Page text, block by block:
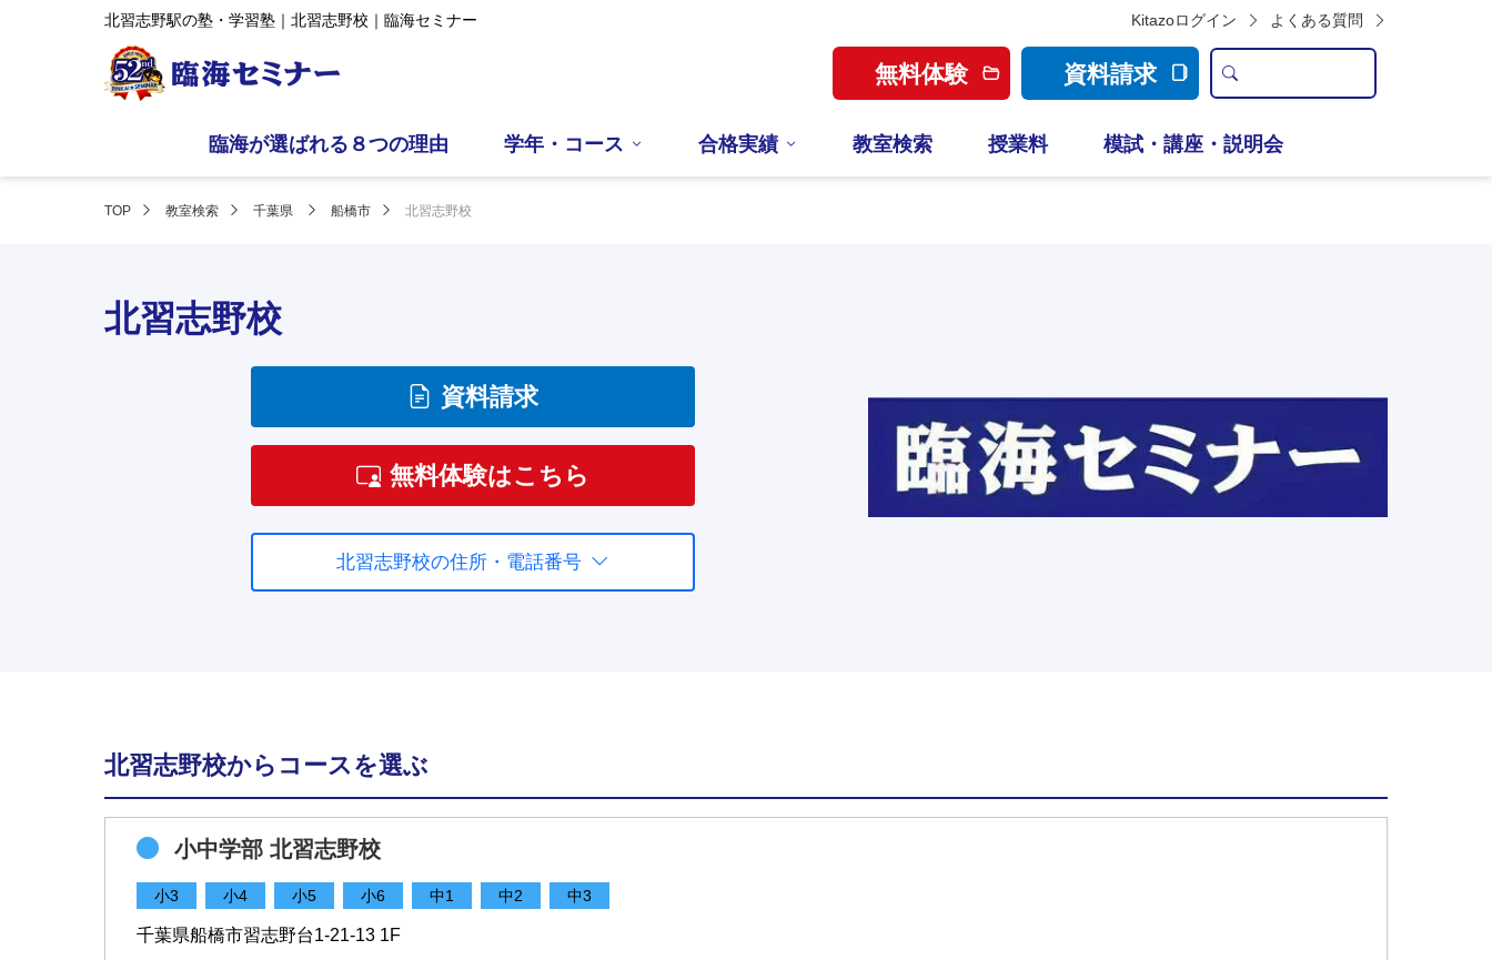
北習志野駅の塾・学習塾｜北習志野校｜臨海セミナー Kitazoログイン よくある質問
無料体験 資料請求
臨海が選ばれる８つの理由 学年・コース 合格実績 教室検索 授業料 模試・講座・説明会
TOP 教室検索 千葉県 船橋市 北習志野校
北習志野校
資料請求
無料体験はこちら
北習志野校の住所・電話番号
北習志野校からコースを選ぶ
小中学部 北習志野校
小3 小4 小5 小6 中1 中2 中3
千葉県船橋市習志野台1-21-13 1F